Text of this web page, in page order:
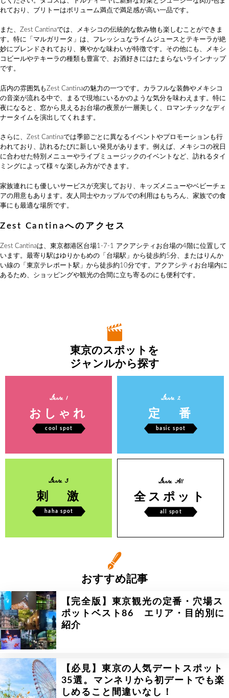
れており、ブリトーはボリューム満点で満足感が高い一品です。
また、Zest Cantinaでは、メキシコの伝統的な飲み物も楽しむことができま
す。特に「マルガリータ」は、フレッシュなライムジュースとテキーラが絶
妙にブレンドされており、爽やかな味わいが特徴です。その他にも、メキシ
コビールやテキーラの種類も豊富で、お酒好きにはたまらないラインナップ
です。
店内の雰囲気もZest Cantinaの魅力の一つです。カラフルな装飾やメキシコ
の音楽が流れる中で、まるで現地にいるかのような気分を味わえます。特に
夜になると、窓から見えるお台場の夜景が一層美しく、ロマンチックなディ
ナータイムを演出してくれます。
さらに、Zest Cantinaでは季節ごとに異なるイベントやプロモーションも行
われており、訪れるたびに新しい発見があります。例えば、メキシコの祝日
に合わせた特別メニューやライブミュージックのイベントなど、訪れるタイ
ミングによって様々な楽しみ方ができます。
家族連れにも優しいサービスが充実しており、キッズメニューやベビーチェ
アの用意もあります。友人同士やカップルでの利用はもちろん、家族での食
事にも最適な場所です。
Zest Cantinaへのアクセス
Zest Cantinaは、東京都港区台場1-7-1 アクアシティお台場の4階に位置して
います。最寄り駅はゆりかもめの「台場駅」から徒歩約5分、またはりんか
い線の「東京テレポート駅」から徒歩約10分です。アクアシティお台場内に
あるため、ショッピングや観光の合間に立ち寄るのにも便利です。
東京のスポットを
ジャンルから探す
Genre 1
おしゃれ
cool spot
Genre 2
定 番
basic spot
Genre 3
刺 激
haha spot
Genre All
全スポット
all spot
おすすめ記事
【完全版】東京観光の定番・穴場ス
ポットベスト86 エリア・目的別に
紹介
【必見】東京の人気デートスポット
35選。マンネリから初デートでも楽
しめること間違いなし！